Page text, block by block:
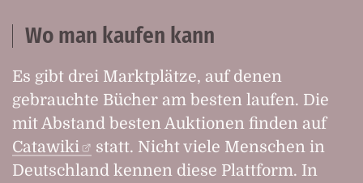
Wo man kaufen kann
Es gibt drei Marktplätze, auf denen
gebrauchte Bücher am besten laufen. Die
mit Abstand besten Auktionen finden auf
Catawiki
statt. Nicht viele Menschen in
Deutschland kennen diese Plattform. In